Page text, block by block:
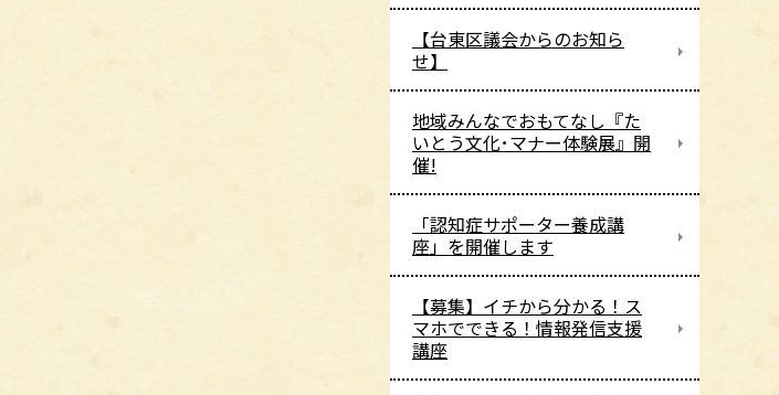
【台東区議会からのお知ら
せ】
地域みんなでおもてなし『た
いとう文化･マナー体験展』開
催!
「認知症サポーター養成講
座」を開催します
【募集】イチから分かる！ス
マホでできる！情報発信支援
講座